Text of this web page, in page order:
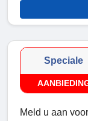
Speciale
Meld u aan